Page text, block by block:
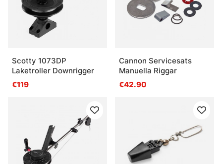
Scotty 1073DP
Laketroller Downrigger
€119
Cannon Servicesats
Manuella Riggar
€42.90